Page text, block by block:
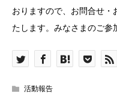
おりますので、お問合せ
たします。みなさまのご参
活動報告